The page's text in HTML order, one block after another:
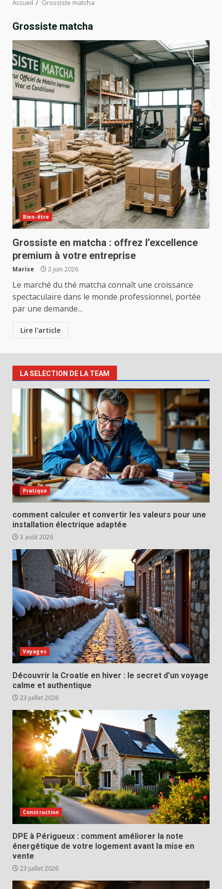
Accueil Grossiste matcha
Grossiste matcha
Bien-être
Grossiste en matcha : offrez l’excellence
premium à votre entreprise
Marise 2 juin 2026
Le marché du thé matcha connaît une croissance
spectaculaire dans le monde professionnel, portée
par une demande...
Lire l'article
LA SELECTION DE LA TEAM
Pratique
comment calculer et convertir les valeurs pour une
installation électrique adaptée
3 août 2026
Voyages
Découvrir la Croatie en hiver : le secret d’un voyage
calme et authentique
23 juillet 2026
Construction
DPE à Périgueux : comment améliorer la note
énergétique de votre logement avant la mise en
vente
23 juillet 2026